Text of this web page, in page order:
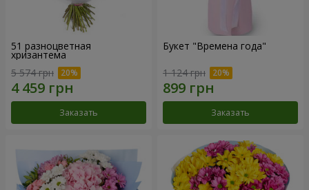
51 разноцветная
хризантема
5 574 грн
Заказать
Букет "Времена года"
1 124 грн
Заказать